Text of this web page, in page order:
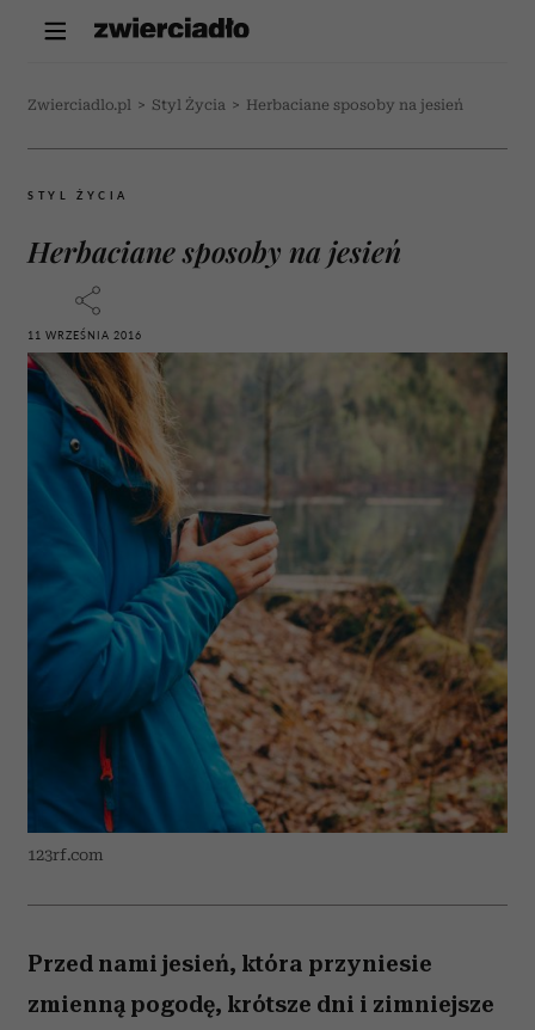
Zwierciadlo.pl > Styl Życia > Herbaciane sposoby na jesień
STYL ŻYCIA
Herbaciane sposoby na jesień
11 WRZEŚNIA 2016
123rf.com
Przed nami jesień, która przyniesie
zmienną pogodę, krótsze dni i zimniejsze